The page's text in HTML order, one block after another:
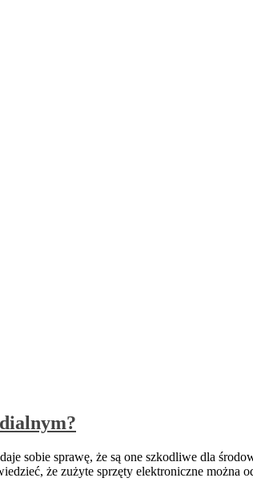
sobie sprawę, że są one szkodliwe dla
że zużyte sprzęty elektroniczne można